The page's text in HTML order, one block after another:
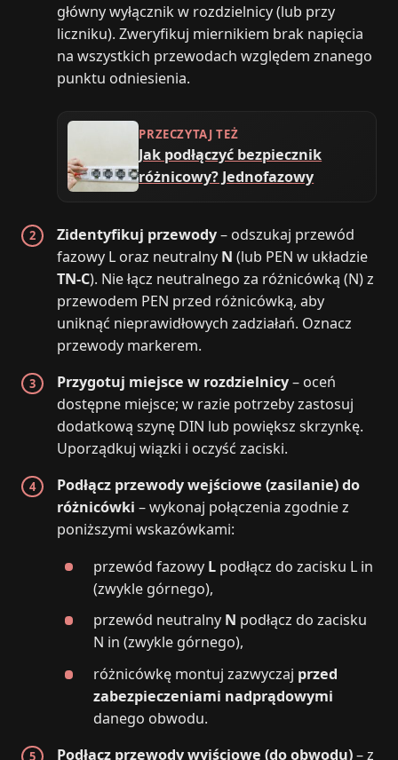
główny wyłącznik w rozdzielnicy (lub przy
liczniku). Zweryfikuj miernikiem brak napięcia
na wszystkich przewodach względem znanego
punktu odniesienia.
PRZECZYTAJ TEŻ
Jak podłączyć bezpiecznik
różnicowy? Jednofazowy
Zidentyfikuj przewody– odszukaj przewód
fazowy L oraz neutralny N (lub PEN w układzie
TN‑C). Nie łącz neutralnego za różnicówką (N) z
przewodem PEN przed różnicówką, aby
uniknąć nieprawidłowych zadziałań. Oznacz
przewody markerem.
Przygotuj miejsce w rozdzielnicy– oceń
dostępne miejsce; w razie potrzeby zastosuj
dodatkową szynę DIN lub powiększ skrzynkę.
Uporządkuj wiązki i oczyść zaciski.
Podłącz przewody wejściowe (zasilanie) do
różnicówki – wykonaj połączenia zgodnie z
poniższymi wskazówkami:
przewód fazowy Lpodłącz do zacisku L in
(zwykle górnego),
przewód neutralny N podłącz do zacisku
N in (zwykle górnego),
różnicówkę montuj zazwyczaj przed
zabezpieczeniami nadprądowymi
danego obwodu.
Podłącz przewody wyjściowe (do obwodu)– z